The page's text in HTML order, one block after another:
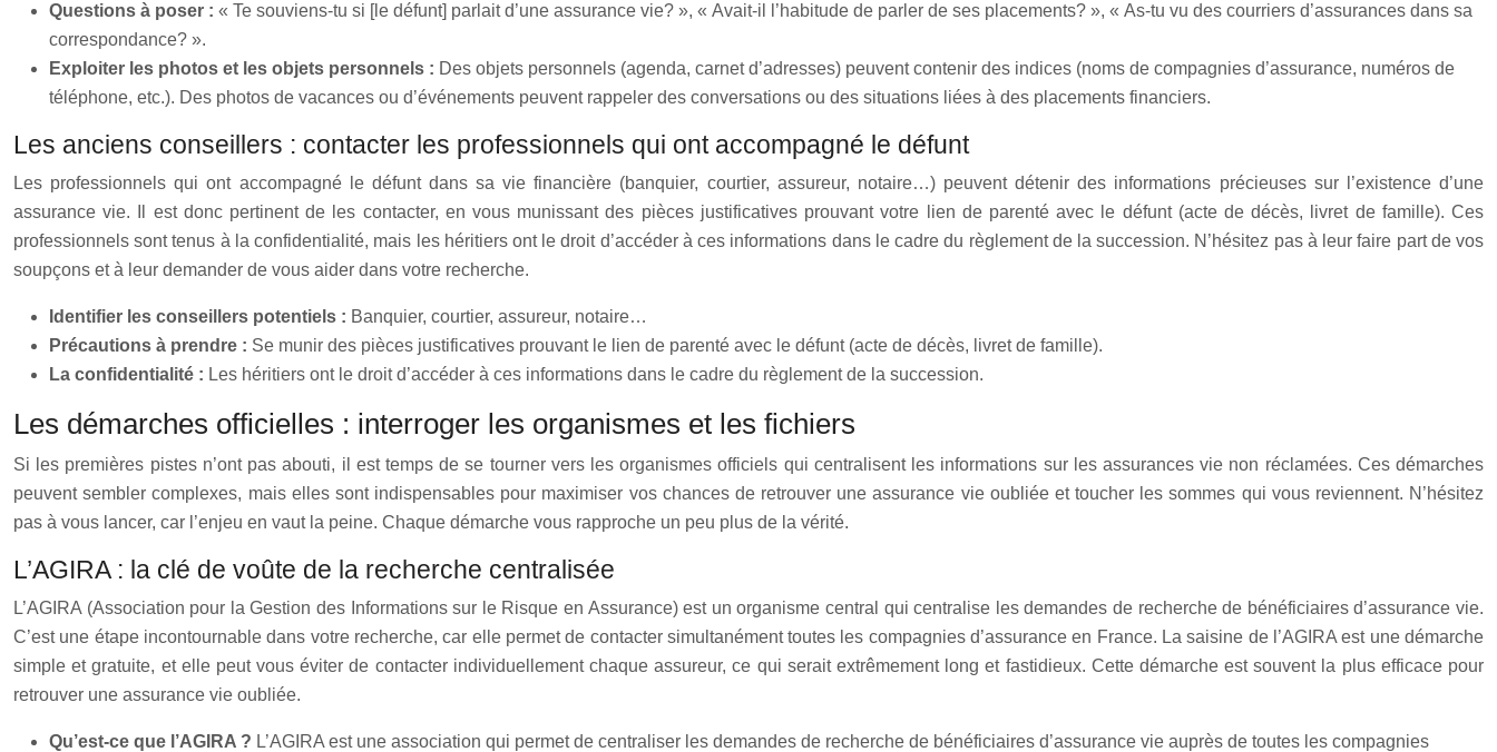
Questions à poser : « Te souviens-tu si [le défunt] parlait d’une assurance vie? », « Avait-il l’habitude de parler de ses placements? », « As-tu vu des courriers d’assurances dans sa
correspondance? ».
Exploiter les photos et les objets personnels : Des objets personnels (agenda, carnet d’adresses) peuvent contenir des indices (noms de compagnies d’assurance, numéros de
téléphone, etc.). Des photos de vacances ou d’événements peuvent rappeler des conversations ou des situations liées à des placements financiers.
Les anciens conseillers : contacter les professionnels qui ont accompagné le défunt
Les professionnels qui ont accompagné le défunt dans sa vie financière (banquier, courtier, assureur, notaire…) peuvent détenir des informations précieuses sur l’existence d’une
assurance vie. Il est donc pertinent de les contacter, en vous munissant des pièces justificatives prouvant votre lien de parenté avec le défunt (acte de décès, livret de famille). Ces
professionnels sont tenus à la confidentialité, mais les héritiers ont le droit d’accéder à ces informations dans le cadre du règlement de la succession. N’hésitez pas à leur faire part de vos
soupçons et à leur demander de vous aider dans votre recherche.
Identifier les conseillers potentiels : Banquier, courtier, assureur, notaire…
Précautions à prendre : Se munir des pièces justificatives prouvant le lien de parenté avec le défunt (acte de décès, livret de famille).
La confidentialité : Les héritiers ont le droit d’accéder à ces informations dans le cadre du règlement de la succession.
Les démarches officielles : interroger les organismes et les fichiers
Si les premières pistes n’ont pas abouti, il est temps de se tourner vers les organismes officiels qui centralisent les informations sur les assurances vie non réclamées. Ces démarches
peuvent sembler complexes, mais elles sont indispensables pour maximiser vos chances de retrouver une assurance vie oubliée et toucher les sommes qui vous reviennent. N’hésitez
pas à vous lancer, car l’enjeu en vaut la peine. Chaque démarche vous rapproche un peu plus de la vérité.
L’AGIRA : la clé de voûte de la recherche centralisée
L’AGIRA (Association pour la Gestion des Informations sur le Risque en Assurance) est un organisme central qui centralise les demandes de recherche de bénéficiaires d’assurance vie.
C’est une étape incontournable dans votre recherche, car elle permet de contacter simultanément toutes les compagnies d’assurance en France. La saisine de l’AGIRA est une démarche
simple et gratuite, et elle peut vous éviter de contacter individuellement chaque assureur, ce qui serait extrêmement long et fastidieux. Cette démarche est souvent la plus efficace pour
retrouver une assurance vie oubliée.
Qu’est-ce que l’AGIRA ? L’AGIRA est une association qui permet de centraliser les demandes de recherche de bénéficiaires d’assurance vie auprès de toutes les compagnies